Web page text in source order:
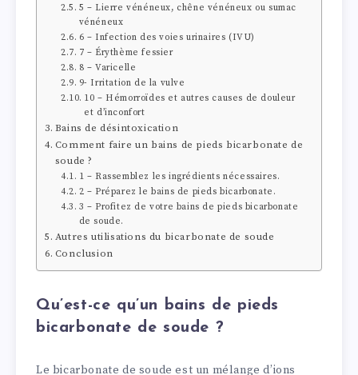
5 – Lierre vénéneux, chêne vénéneux ou sumac
vénéneux
6 – Infection des voies urinaires (IVU)
7 – Érythème fessier
8 – Varicelle
9- Irritation de la vulve
10 – Hémorroïdes et autres causes de douleur
et d’inconfort
Bains de désintoxication
Comment faire un bains de pieds bicarbonate de
soude ?
1 – Rassemblez les ingrédients nécessaires.
2 – Préparez le bains de pieds bicarbonate.
3 – Profitez de votre bains de pieds bicarbonate
de soude.
Autres utilisations du bicarbonate de soude
Conclusion
Qu’est-ce qu’un bains de pieds
bicarbonate de soude ?
Le bicarbonate de soude est un mélange d’ions